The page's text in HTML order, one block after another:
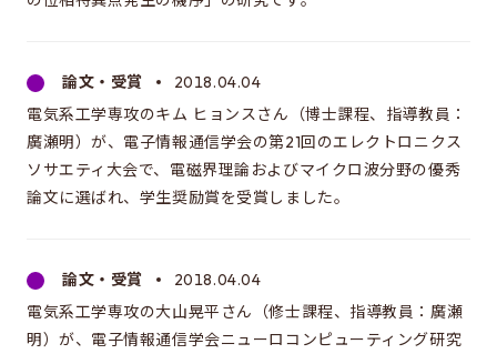
論文・受賞
2018.04.04
電気系工学専攻のキム ヒョンスさん（博士課程、指導教員：
廣瀬明）が、電子情報通信学会の第21回のエレクトロニクス
ソサエティ大会で、電磁界理論およびマイクロ波分野の優秀
論文に選ばれ、学生奨励賞を受賞しました。
論文・受賞
2018.04.04
電気系工学専攻の大山晃平さん（修士課程、指導教員：廣瀬
明）が、電子情報通信学会ニューロコンピューティング研究